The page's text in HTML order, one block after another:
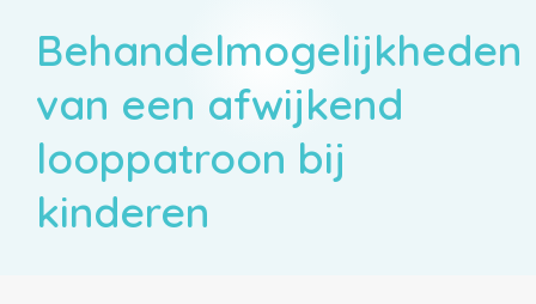
Behandelmogelijkheden
van een afwijkend
looppatroon bij
kinderen